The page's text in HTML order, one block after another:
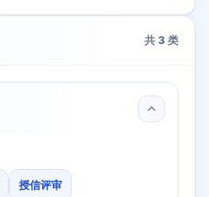
共 3 类
授信评审